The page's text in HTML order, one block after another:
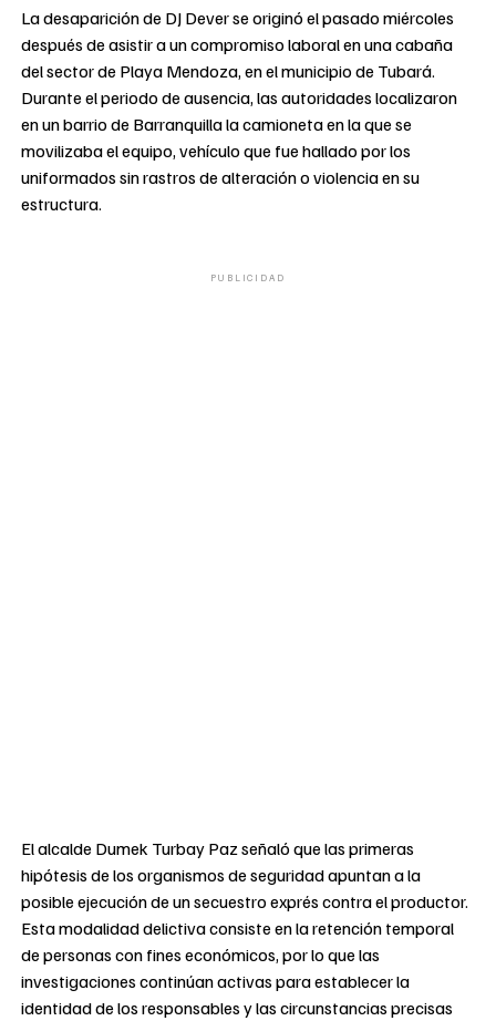
La desaparición de DJ Dever se originó el pasado miércoles
después de asistir a un compromiso laboral en una cabaña
del sector de Playa Mendoza, en el municipio de Tubará.
Durante el periodo de ausencia, las autoridades localizaron
en un barrio de Barranquilla la camioneta en la que se
movilizaba el equipo, vehículo que fue hallado por los
uniformados sin rastros de alteración o violencia en su
estructura.
PUBLICIDAD
El alcalde Dumek Turbay Paz señaló que las primeras
hipótesis de los organismos de seguridad apuntan a la
posible ejecución de un secuestro exprés contra el productor.
Esta modalidad delictiva consiste en la retención temporal
de personas con fines económicos, por lo que las
investigaciones continúan activas para establecer la
identidad de los responsables y las circunstancias precisas